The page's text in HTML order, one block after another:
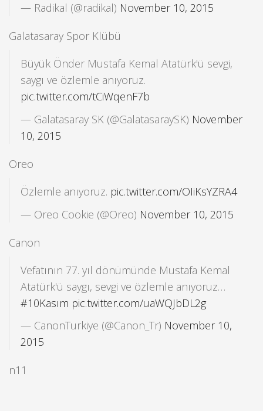
— Radikal (@radikal) November 10, 2015
Galatasaray Spor Klübü
Büyük Önder Mustafa Kemal Atatürk'ü sevgi,
saygı ve özlemle anıyoruz.
pic.twitter.com/tCiWqenF7b
— Galatasaray SK (@GalatasaraySK) November
10, 2015
Oreo
Özlemle anıyoruz. pic.twitter.com/OIiKsYZRA4
— Oreo Cookie (@Oreo) November 10, 2015
Canon
Vefatının 77. yıl dönümünde Mustafa Kemal
Atatürk'ü saygı, sevgi ve özlemle anıyoruz…
#10Kasım pic.twitter.com/uaWQJbDL2g
— CanonTurkiye (@Canon_Tr) November 10,
2015
n11